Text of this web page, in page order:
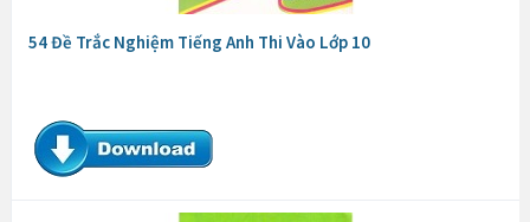
54 Đề Trắc Nghiệm Tiếng Anh Thi Vào Lớp 10